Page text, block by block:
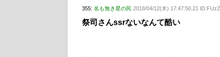
355: 名も無き星の民 2018/04/12(木) 17:47:50.21
祭司さんssrないなんて酷い